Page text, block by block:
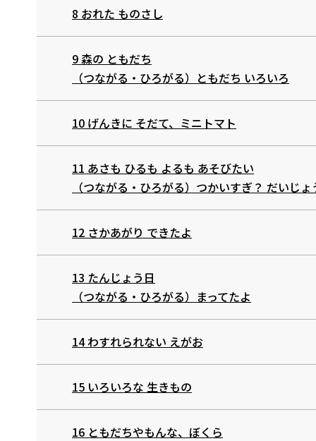
8 おれた ものさし
9 森の ともだち
（つながる・ひろがる）ともだち いろいろ
10 げんきに そだて、ミニトマト
11 あさも ひるも よるも あそびたい
（つながる・ひろがる）つかいすぎ？ だいじ
12 さかあがり できたよ
13 たんじょう日
（つながる・ひろがる）まってたよ
14 わすれられない えがお
15 いろいろな 生きもの
16 ともだちやもんな、ぼくら